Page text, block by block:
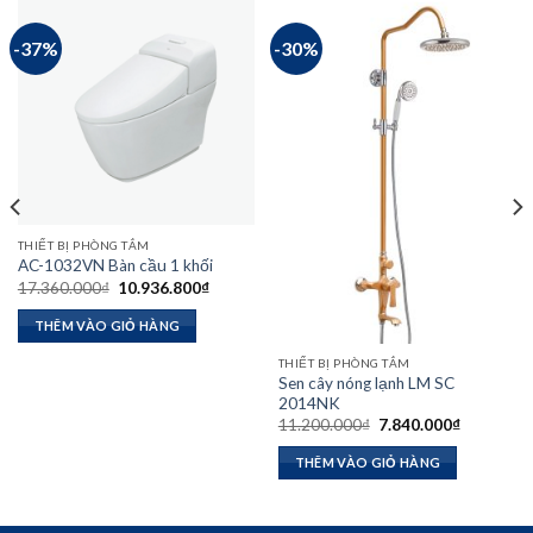
-37%
THIẾT BỊ PHÒNG TẮM
AC-1032VN Bàn cầu 1 khối
17.360.000₫ Giá
là:
17.360.000₫.
10.936.800₫Giá
THÊM VÀO GIỎ HÀNG
-30%
THIẾT BỊ PHÒNG TẮM
Sen cây nóng lạnh LM SC
2014NK
11.200.000₫ Giá
là:
11.200.000₫.
7.840.000₫Giá
THÊM VÀO GIỎ HÀNG